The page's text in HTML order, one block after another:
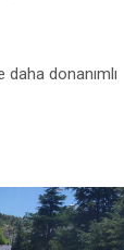
donanımlı